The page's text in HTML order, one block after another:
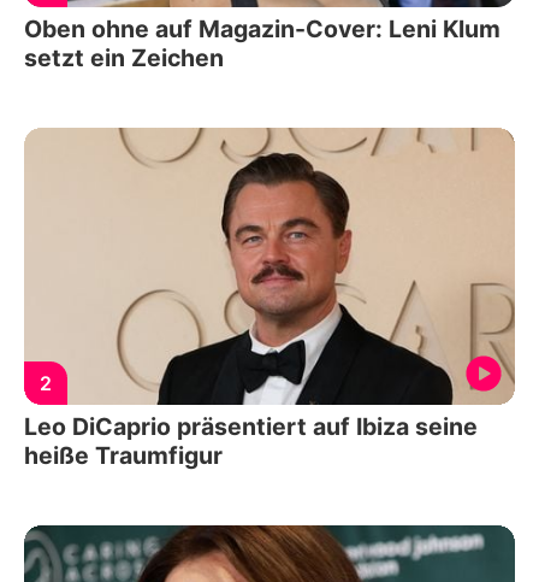
Oben ohne auf Magazin-Cover: Leni Klum
setzt ein Zeichen
2
Leo DiCaprio präsentiert auf Ibiza seine
heiße Traumfigur